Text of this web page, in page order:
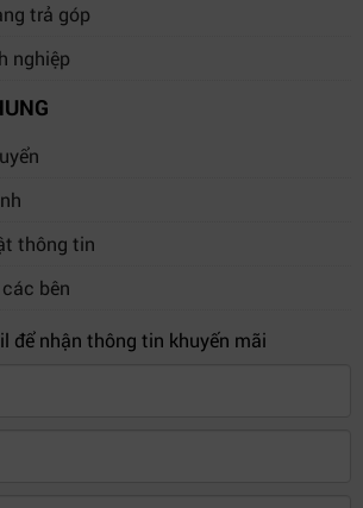
trả góp
nghiệp
thông tin
bên
để nhận thông tin khuyến mãi